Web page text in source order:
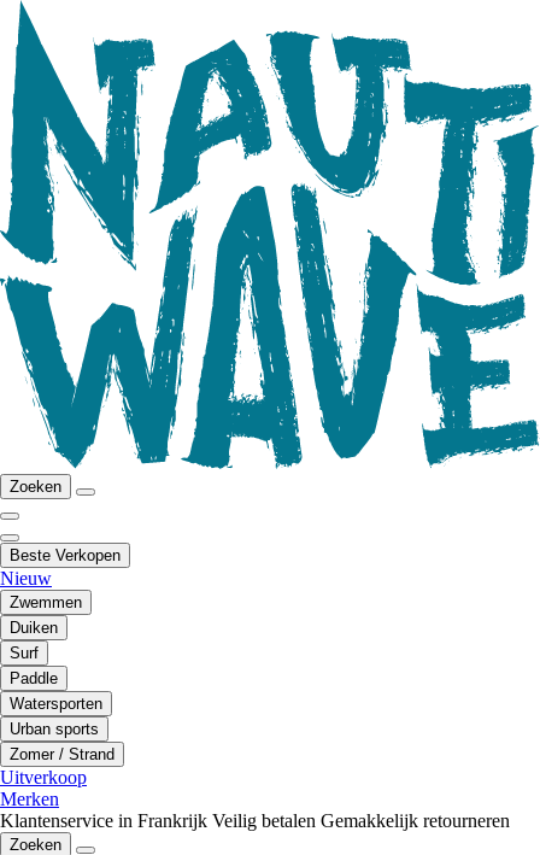
Zoeken
Beste Verkopen
Nieuw
Zwemmen
Duiken
Surf
Paddle
Watersporten
Urban sports
Zomer / Strand
Uitverkoop
Merken
Klantenservice in Frankrijk Veilig betalen Gemakkelijk retourneren
Zoeken